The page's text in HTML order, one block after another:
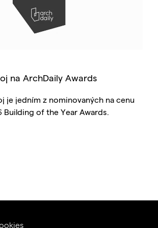
na ArchDaily Awards
je jedním z nominovaných na cenu
Building of the Year Awards.